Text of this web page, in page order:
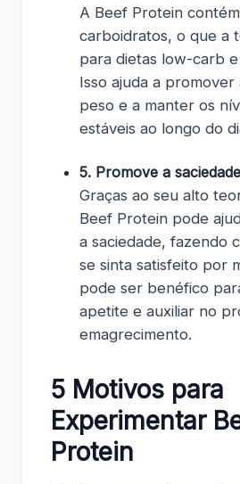
A Beef Protein
carboidratos, o que a
para dietas low-carb
Isso ajuda a
peso e a manter os
estáveis ao longo do
5. Promove a saciedade
Graças ao seu alto
Beef Protein pode
a saciedade, fazendo
se sinta satisfeito por
pode ser benéfico
apetite e auxiliar no
emagrecimento.
5 Motivos para
Experimentar
Protein